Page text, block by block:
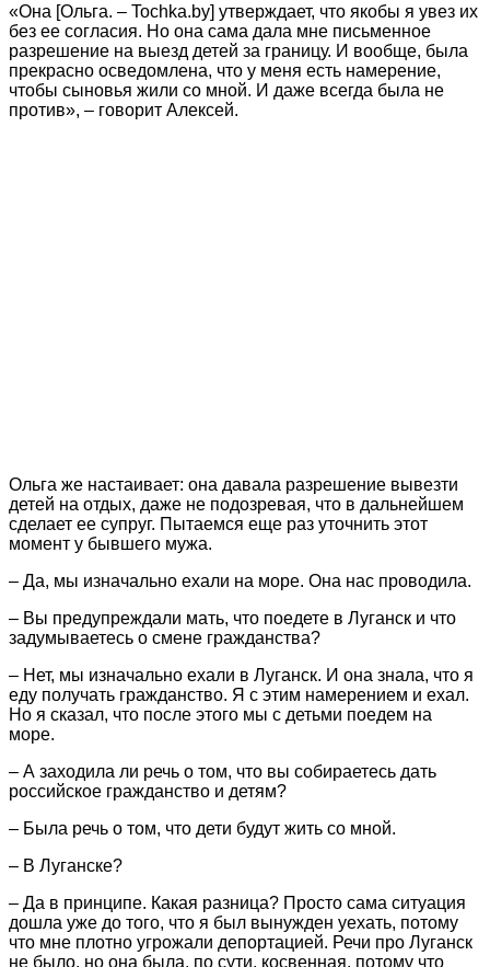
«Она [Ольга. – Tochka.by] утверждает, что якобы я увез их
без ее согласия. Но она сама дала мне письменное
разрешение на выезд детей за границу. И вообще, была
прекрасно осведомлена, что у меня есть намерение,
чтобы сыновья жили со мной. И даже всегда была не
против», – говорит Алексей.
Ольга же настаивает: она давала разрешение вывезти
детей на отдых, даже не подозревая, что в дальнейшем
сделает ее супруг. Пытаемся еще раз уточнить этот
момент у бывшего мужа.
– Да, мы изначально ехали на море. Она нас проводила.
– Вы предупреждали мать, что поедете в Луганск и что
задумываетесь о смене гражданства?
– Нет, мы изначально ехали в Луганск. И она знала, что я
еду получать гражданство. Я с этим намерением и ехал.
Но я сказал, что после этого мы с детьми поедем на
море.
– А заходила ли речь о том, что вы собираетесь дать
российское гражданство и детям?
– Была речь о том, что дети будут жить со мной.
– В Луганске?
– Да в принципе. Какая разница? Просто сама ситуация
дошла уже до того, что я был вынужден уехать, потому
что мне плотно угрожали депортацией. Речи про Луганск
не было, но она была, по сути, косвенная, потому что